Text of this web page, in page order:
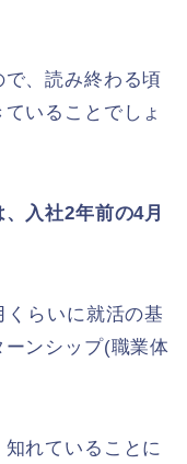
、読み終わる頃
いることでしょ
入社2年前の4月
くらいに就活の基
ンシップ(職業体
れていることに